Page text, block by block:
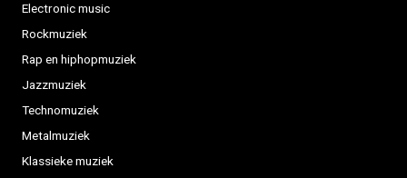
Electronic music
Rockmuziek
Rap en hiphopmuziek
Jazzmuziek
Technomuziek
Metalmuziek
Klassieke muziek